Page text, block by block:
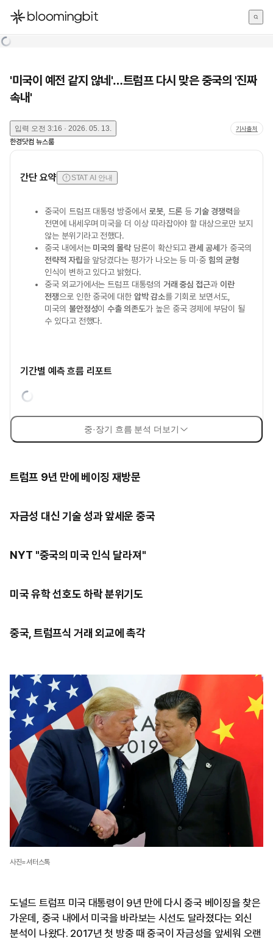
한국어
'미국이 예전 같지 않네'…트럼프 다시 맞은 중국의 '진짜
속내'
입력 오전 3:16 · 2026. 05. 13. 기사출처
한경닷컴 뉴스룸
간단 요약 STAT AI 안내
중국이 트럼프 대통령 방중에서 로봇, 드론 등기술 경쟁력을
전면에 내세우며 미국을 더 이상 따라잡아야 할 대상으로만 보지
않는 분위기라고 전했다.
중국 내에서는 미국의 몰락담론이 확산되고관세 공세가 중국의
전략적 자립을 앞당겼다는 평가가 나오는 등 미·중힘의 균형
인식이 변하고 있다고 밝혔다.
중국 외교가에서는 트럼프 대통령의 거래 중심 접근과 이란
전쟁으로 인한 중국에 대한 압박 감소를 기회로 보면서도,
미국의 불안정성이수출 의존도가 높은 중국 경제에 부담이 될
수 있다고 전했다.
기간별 예측 흐름 리포트
중·장기 흐름 분석 더보기
트럼프 9년 만에 베이징 재방문
자금성 대신 기술 성과 앞세운 중국
NYT "중국의 미국 인식 달라져"
미국 유학 선호도 하락 분위기도
중국, 트럼프식 거래 외교에 촉각
사진=셔터스톡
도널드 트럼프 미국 대통령이 9년 만에 다시 중국 베이징을 찾은
가운데, 중국 내에서 미국을 바라보는 시선도 달라졌다는 외신
분석이 나왔다. 2017년 첫 방중 때 중국이 자금성을 앞세워 오랜